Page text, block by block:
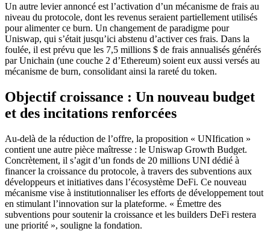
Un autre levier annoncé est l’activation d’un mécanisme de frais au
niveau du protocole, dont les revenus seraient partiellement utilisés
pour alimenter ce burn. Un changement de paradigme pour
Uniswap, qui s’était jusqu’ici abstenu d’activer ces frais. Dans la
foulée, il est prévu que les 7,5 millions $ de frais annualisés générés
par Unichain (une couche 2 d’Ethereum) soient eux aussi versés au
mécanisme de burn, consolidant ainsi la rareté du token.
Objectif croissance : Un nouveau budget
et des incitations renforcées
Au-delà de la réduction de l’offre, la proposition « UNIfication »
contient une autre pièce maîtresse : le Uniswap Growth Budget.
Concrètement, il s’agit d’un fonds de 20 millions UNI dédié à
financer la croissance du protocole, à travers des subventions aux
développeurs et initiatives dans l’écosystème DeFi. Ce nouveau
mécanisme vise à institutionnaliser les efforts de développement tout
en stimulant l’innovation sur la plateforme. « Émettre des
subventions pour soutenir la croissance et les builders DeFi restera
une priorité », souligne la fondation.